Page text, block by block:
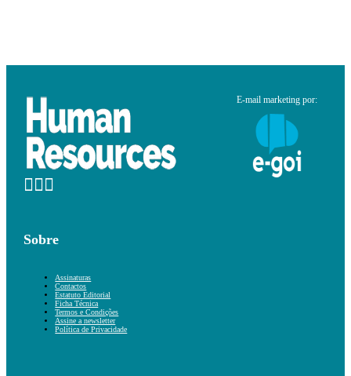
E-mail marketing por:
Sobre
Assinaturas
Contactos
Estatuto Editorial
Ficha Técnica
Termos e Condições
Assine a newsletter
Política de Privacidade